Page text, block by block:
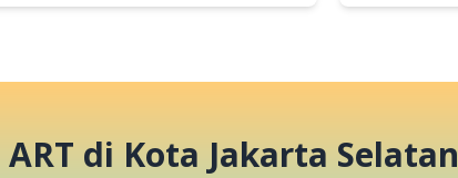
ART di Kota Jakarta Selatan